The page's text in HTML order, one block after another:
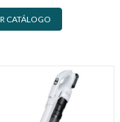
CATÁLOGO